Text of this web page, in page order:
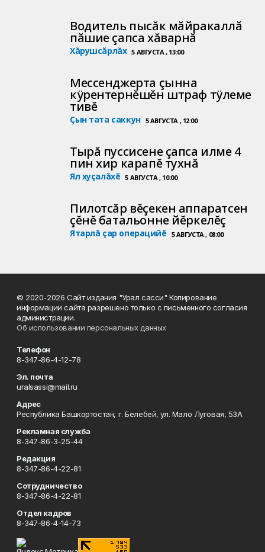
Водитель пысăк мăйракаллă
пăшие çапса хăварнă
Хăрушсăрлăх 5 АВГУСТА , 13:00
Мессенджерта çынна
кÿрентернĕшĕн штраф тÿлеме
тивĕ
Çын тата саккун 5 АВГУСТА , 12:00
Тырă пуссисене çапса илме 4
пин хир карапĕ тухнă
Ял хуçалăхĕ 5 АВГУСТА , 10:00
Пилотсăр вĕçекен аппаратсен
çĕнĕ батальонне йĕркелĕç
Ятарлă çар операцийĕ 5 АВГУСТА , 08:00
© 2020-2026 Сайт издания "Урал сасси" Копирование
информации сайта разрешено только с письменного согласия
администрации.
Об использовании персональных данных
Телефон
8-347-86-4-12-78
Эл. почта
uralsassi@mail.ru
Адрес
Республика Башкортостан, г. Белебей, ул. Мало Луговая, 53А
Рекламная служба
8-347-86-3-25-44
Редакция
8-347-86-4-22-81
Сотрудничество
8-347-86-4-22-81
Отдел кадров
8-347-86-4-14-73